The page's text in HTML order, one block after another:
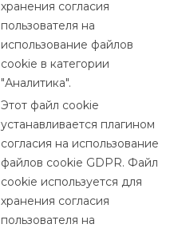
хранения согласия
пользователя на
использование файлов
cookie в категории
"Аналитика".
Этот файл cookie
устанавливается плагином
согласия на использование
файлов cookie GDPR. Файл
cookie используется для
хранения согласия
пользователя на